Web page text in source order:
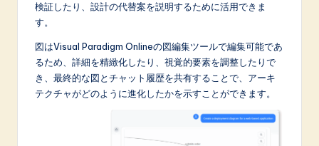
検証したり、設計の代替案を説明するために活用できま
す。
図はVisual Paradigm Onlineの図編集ツールで編集可能であ
るため、詳細を精緻化したり、視覚的要素を調整したりで
き、最終的な図とチャット履歴を共有することで、アーキ
テクチャがどのように進化したかを示すことができます。